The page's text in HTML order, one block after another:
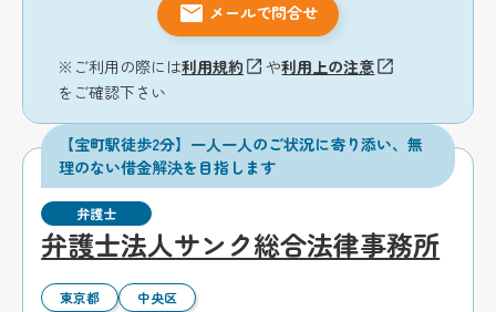
メールで問合せ
※ご利用の際には利用規約 や利用上の注意
をご確認下さい
【宝町駅徒歩2分】一人一人のご状況に寄り添い、無
理のない借金解決を目指します
弁護士
弁護士法人サンク総合法律事務所
東京都 中央区